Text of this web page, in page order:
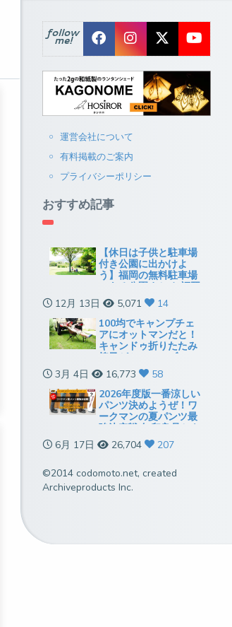
follow
me!
運営会社について
有料掲載のご案内
プライバシーポリシー
おすすめ記事
【休日は子供と駐車場
付き公園に出かけよ
う】福岡の無料駐車場
のある公園まとめ[福岡
市以外]
12月 13日 5,071
14
100均でキャンプチェ
アにオットマンだと！
キャンドゥ折りたたみ
椅子がミニテーブルに
も使えていい感じ
3月 4日 16,773
58
2026年度版一番涼しい
パンツ決めようぜ！ワ
ークマンの夏パンツ最
強決定戦[無印良品とも
比較]
6月 17日 26,704 207
©2014 codomoto.net, created
Archiveproducts Inc.